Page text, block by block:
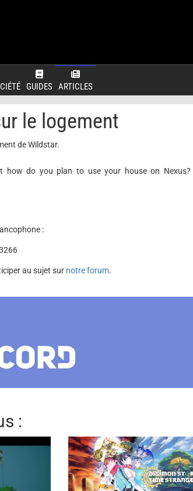
GUIDES ARTICLES
le logement
de Wildstar.
how do you plan to use your house on Nexus?
:
au sujet sur notre forum.
: